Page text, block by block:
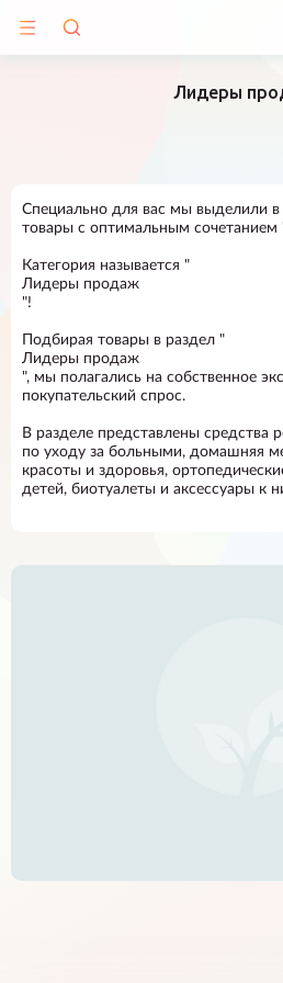
Лидеры
Специально для вас мы выделили
товары с оптимальным сочетанием
Категория называется "
Лидеры продаж
"!
Подбирая товары в раздел "
Лидеры продаж
", мы полагались на собственное
покупательский спрос.
В разделе представлены средства
по уходу за больными, домашняя
красоты и здоровья,
детей, биотуалеты и аксессуары к